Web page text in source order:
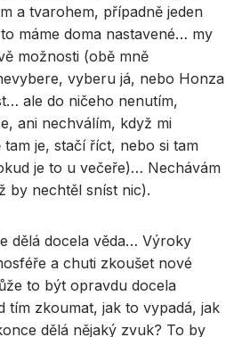
a tvarohem, případně jeden
máme doma nastavené… my
možnosti (obě mně
vyberu já, nebo Honza
ale do ničeho nenutím,
ani nechválím, když mi
je, stačí říct, nebo si tam
je to u večeře)… Nechávám
by nechtěl sníst nic).
dělá docela věda… Výroky
a chuti zkoušet nové
to být opravdu docela
tím zkoumat, jak to vypadá, jak
dělá nějaký zvuk? To by